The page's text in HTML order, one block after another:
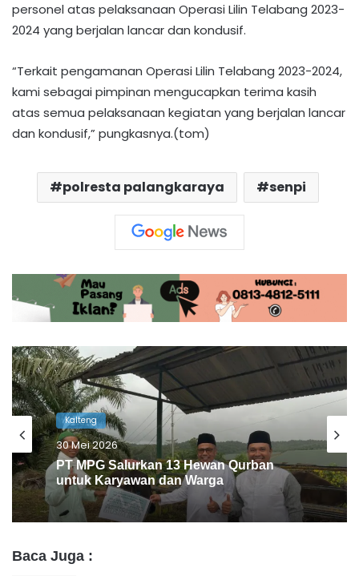
personel atas pelaksanaan Operasi Lilin Telabang 2023-
2024 yang berjalan lancar dan kondusif.
“Terkait pengamanan Operasi Lilin Telabang 2023-2024,
kami sebagai pimpinan mengucapkan terima kasih
atas semua pelaksanaan kegiatan yang berjalan lancar
dan kondusif,” pungkasnya.(tom)
polresta palangkaraya senpi
Kalteng
28 Mei 2026
BRI Muara Teweh Kurban untuk Warga
Baca Juga :